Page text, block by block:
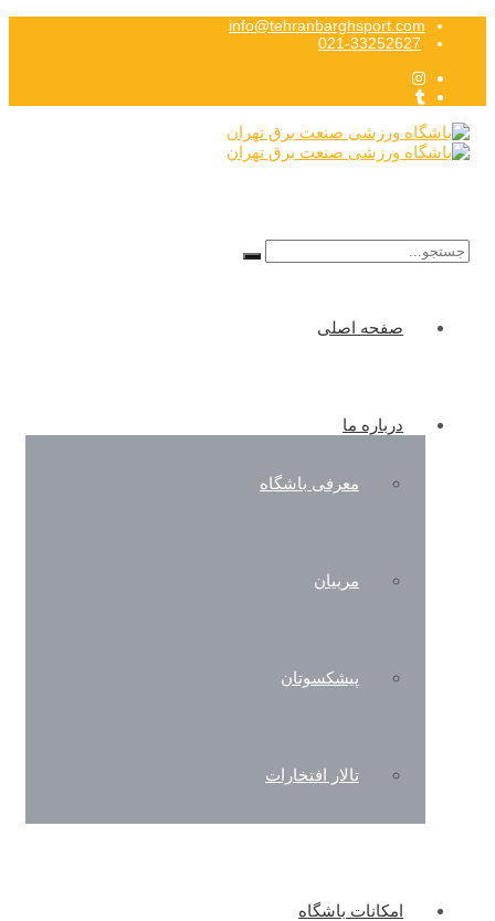
info@tehranbarghsport.com
021-33252627
Search
for:
صفحه اصلی
درباره ما
معرفی باشگاه
مربیان
پیشکسوتان
تالار افتخارات
امکانات باشگاه